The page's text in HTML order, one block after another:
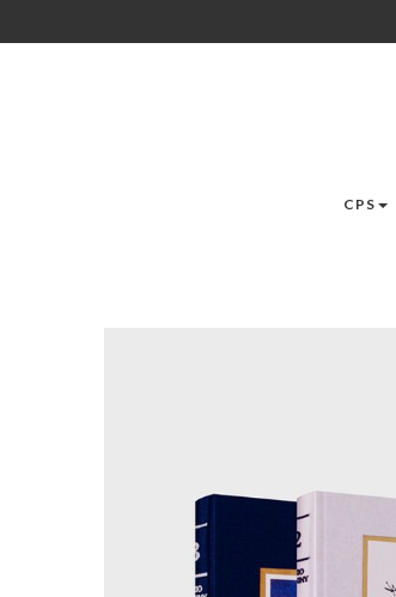
CPS